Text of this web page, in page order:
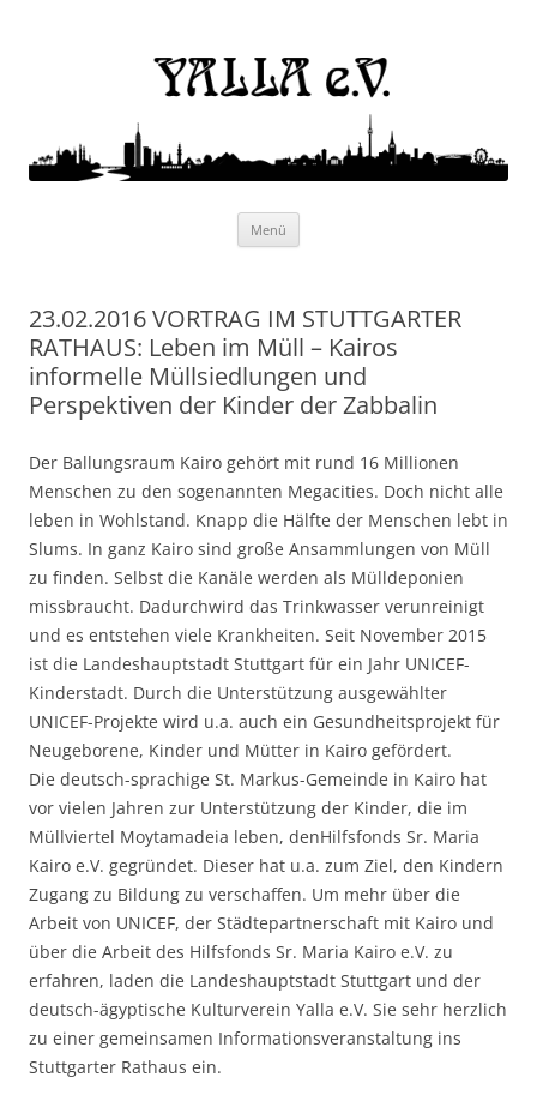
Menü
23.02.2016 VORTRAG IM STUTTGARTER
RATHAUS: Leben im Müll – Kairos
informelle Müllsiedlungen und
Perspektiven der Kinder der Zabbalin
Der Ballungsraum Kairo gehört mit rund 16 Millionen
Menschen zu den sogenannten Megacities. Doch nicht alle
leben in Wohlstand. Knapp die Hälfte der Menschen lebt in
Slums. In ganz Kairo sind große Ansammlungen von Müll
zu finden. Selbst die Kanäle werden als Mülldeponien
missbraucht. Dadurchwird das Trinkwasser verunreinigt
und es entstehen viele Krankheiten. Seit November 2015
ist die Landeshauptstadt Stuttgart für ein Jahr UNICEF-
Kinderstadt. Durch die Unterstützung ausgewählter
UNICEF-Projekte wird u.a. auch ein Gesundheitsprojekt für
Neugeborene, Kinder und Mütter in Kairo gefördert.
Die deutsch-sprachige St. Markus-Gemeinde in Kairo hat
vor vielen Jahren zur Unterstützung der Kinder, die im
Müllviertel Moytamadeia leben, denHilfsfonds Sr. Maria
Kairo e.V. gegründet. Dieser hat u.a. zum Ziel, den Kindern
Zugang zu Bildung zu verschaffen. Um mehr über die
Arbeit von UNICEF, der Städtepartnerschaft mit Kairo und
über die Arbeit des Hilfsfonds Sr. Maria Kairo e.V. zu
erfahren, laden die Landeshauptstadt Stuttgart und der
deutsch-ägyptische Kulturverein Yalla e.V. Sie sehr herzlich
zu einer gemeinsamen Informationsveranstaltung ins
Stuttgarter Rathaus ein.